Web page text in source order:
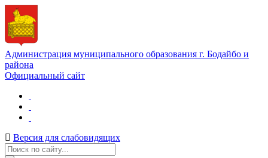
Администрация муниципального образования г. Бодайбо и
района
Официальный сайт
Версия для слабовидящих